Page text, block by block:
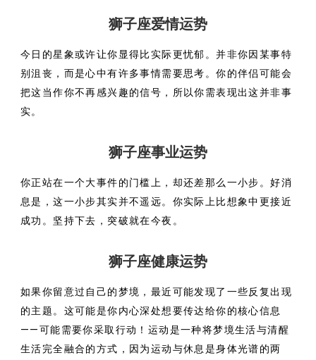
狮子座爱情运势
今日的星象或许让你显得比实际更忧郁。并非你因某事特
别沮丧，而是心中有许多事情需要思考。你的伴侣可能会
把这当作你不再感兴趣的信号，所以你需表现出这并非事
实。
狮子座事业运势
你正站在一个大事件的门槛上，却还差那么一小步。好消
息是，这一小步其实并不遥远。你实际上比想象中更接近
成功。坚持下去，突破就在今夜。
狮子座健康运势
如果你留意过自己的梦境，最近可能发现了一些反复出现
的主题。这可能是你内心深处想要传达给你的核心信息
——可能需要你采取行动！运动是一种将梦境生活与清醒
生活完全融合的方式，因为运动与休息是身体光谱的两